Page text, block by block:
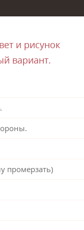
и рисунок
вариант.
промерзать)